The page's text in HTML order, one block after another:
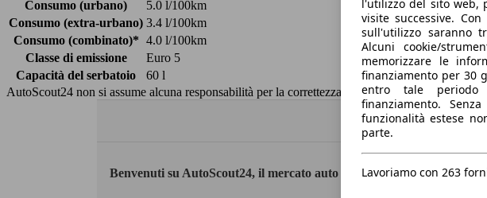
Consumo (urbano)
5.0 l/100km
Consumo (extra-urbano) 3.4 l/100km
Consumo (combinato)* 4.0 l/100km
Classe di emissione
Euro 5
Capacità del serbatoio
60 l
AutoScout24 non si assume alcuna responsabilità per la correttezza dei dati.
Benvenuti su AutoScout24, il mercato auto europeo.
l'utilizzo del sito web,
visite successive.
sull'utilizzo saranno
Alcuni cookie/
memorizzare le
finanziamento per 30
entro tale
finanziamento.
funzionalità estese
parte.
Lavoriamo con 263